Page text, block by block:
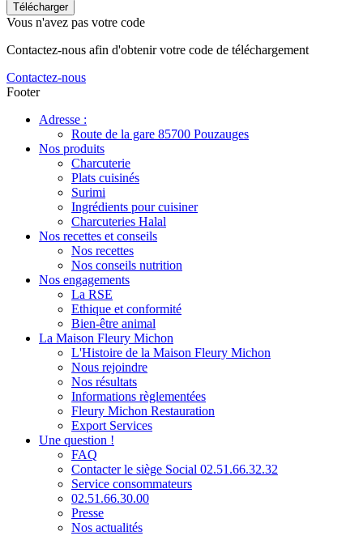
Vous n'avez pas votre code
Contactez-nous afin d'obtenir votre code de téléchargement
Contactez-nous
Footer
Adresse :
Route de la gare 85700 Pouzauges
Nos produits
Charcuterie
Plats cuisinés
Surimi
Ingrédients pour cuisiner
Charcuteries Halal
Nos recettes et conseils
Nos recettes
Nos conseils nutrition
Nos engagements
La RSE
Ethique et conformité
Bien-être animal
La Maison Fleury Michon
L'Histoire de la Maison Fleury Michon
Nous rejoindre
Nos résultats
Informations règlementées
Fleury Michon Restauration
Export Services
Une question !
FAQ
Contacter le siège Social 02.51.66.32.32
Service consommateurs
02.51.66.30.00
Presse
Nos actualités